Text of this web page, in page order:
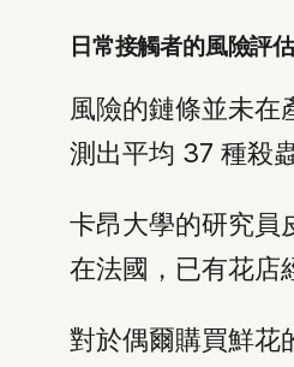
日常接觸者的風險評
風險的鏈條並未在
測出平均 37 種殺
卡昂大學的研究員
在法國，已有花店
對於偶爾購買鮮花